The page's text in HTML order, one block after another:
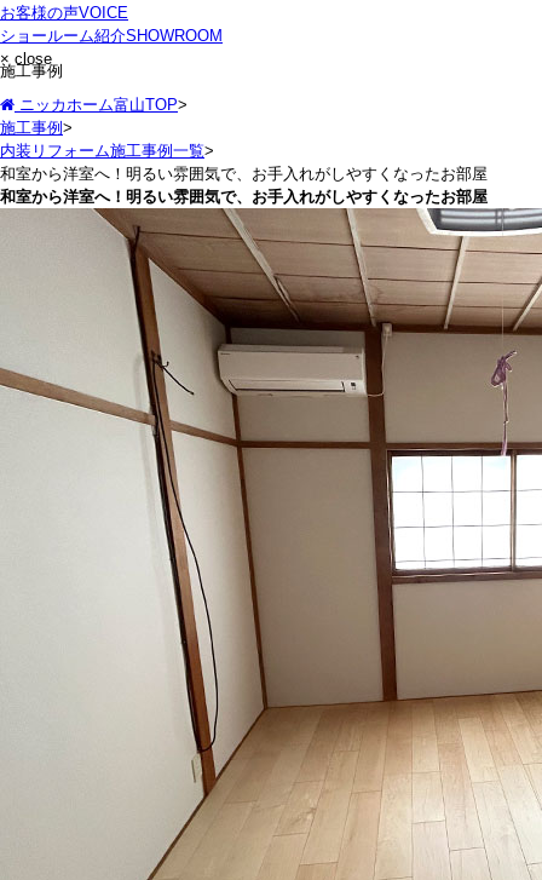
お客様の声VOICE
ショールーム紹介SHOWROOM
× close
施工事例
ニッカホーム富山TOP>
施工事例 >
内装リフォーム施工事例一覧>
和室から洋室へ！明るい雰囲気で、お手入れがしやすくなったお部屋
和室から洋室へ！明るい雰囲気で、お手入れがしやすくなったお部屋